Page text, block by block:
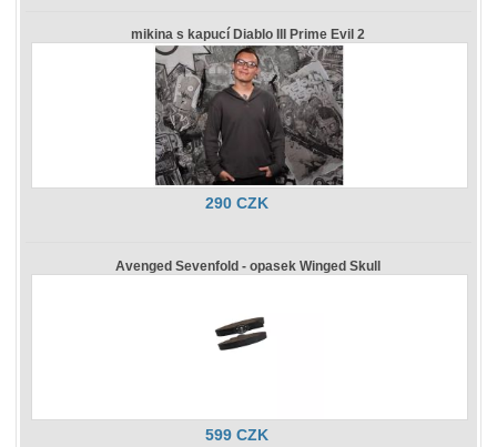
mikina s kapucí Diablo III Prime Evil 2
290 CZK
Avenged Sevenfold - opasek Winged Skull
599 CZK